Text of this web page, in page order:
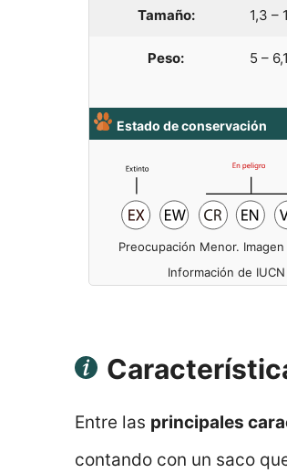
Tamaño: 1,3 –
Peso: 5 –
Estado de conservación
Preocupación Menor.
Información de
Entre las principales
contando con un saco